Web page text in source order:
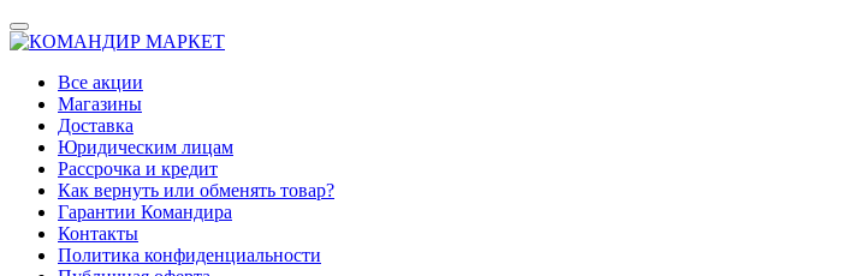
Все акции
Магазины
Доставка
Юридическим лицам
Рассрочка и кредит
Как вернуть или обменять товар?
Гарантии Командира
Контакты
Политика конфиденциальности